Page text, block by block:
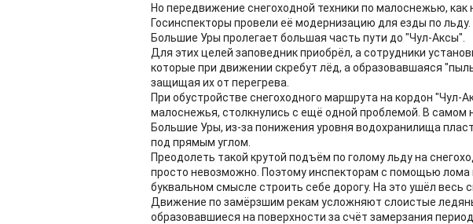
Но передвижение снегоходной техники по малоснежью, как
Госинспекторы провели её модернизацию для езды по
Большие Уры пролегает большая часть пути до "Чул-Аксы".
Для этих целей заповедник приобрёл, а сотрудники
которые при движении скребут лёд, а образовавшаяся
защищая их от перегрева.
При обустройстве снегоходного маршрута на кордон "Чул-
малоснежья, столкнулись с ещё одной проблемой. В самом
Большие Уры, из-за понижения уровня водохранилища
под прямым углом.
Преодолеть такой крутой подъём по голому льду на
просто невозможно. Поэтому инспекторам с помощью лома
буквальном смысле строить себе дорогу. На это ушёл весь
Движение по замёрзшим рекам усложняют слоистые
образовавшиеся на поверхности за счёт замерзания